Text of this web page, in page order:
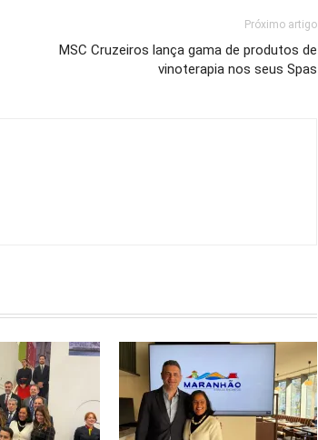
Próximo artigo
MSC Cruzeiros lança gama de produtos de
vinoterapia nos seus Spas